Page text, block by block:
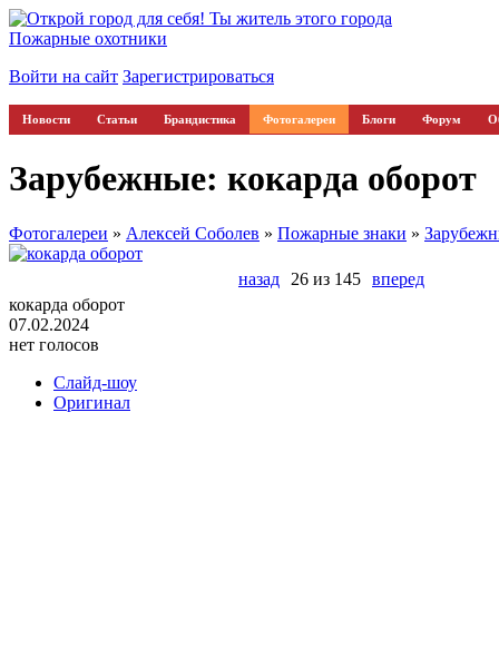
Пожарные охотники
Войти на сайт Зарегистрироваться
Новости Статьи Брандистика Фотогалереи Блоги Форум
Зарубежные: кокарда оборот
Фотогалереи » Алексей Соболев » Пожарные знаки »
назад 26 из 145 вперед
кокарда оборот
07.02.2024
нет голосов
Слайд-шоу
Оригинал